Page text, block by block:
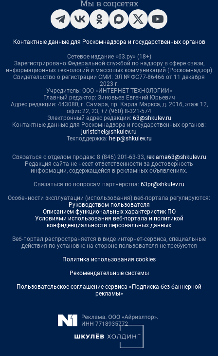
Мы в соцсетях
Контактные данные для Роскомнадзора и государственных органов
Сетевое издание «63.ру» (18+)
Зарегистрировано Федеральной службой по надзору в сфере связи,
информационных технологий и массовых коммуникаций (Роскомнадзор)
Свидетельство о регистрации СМИ: ЭЛ № ФС77-86466 от 11 декабря
2023 г.
Учредитель: ООО «ИНТЕРНЕТ ТЕХНОЛОГИИ»
Главный редактор: Зиновьев Евгений Юрьевич
Адрес редакции: 443080, г. Самара, пр. Карла Маркса, д. 201б, этаж 12,
офис 22, 23, +7 (960) 8-321-574
Электронный адрес редакции: 63@shkulev.ru
Контактные данные для Роскомнадзора и государственных органов:
juristchel@shkulev.ru
Техподдержка: help@shkulev.ru
Связаться с отделом продаж: 8 (846) 201-63-33, reklama63@shkulev.ru
Редакция сайта не несет ответственности за достоверность
информации, содержащейся в рекламных объявлениях.
Связаться по вопросам партнёрства: 63pr@shkulev.ru
Особенности эксплуатации (использования) веб-портала регулируются:
Руководством пользователя
Описанием функциональных характеристик ПО
Условиями использования веб-портала и политикой
конфиденциальности персональных данных
Веб-портал распространяется в виде интернет-сервиса, специальные
действия по установке на стороне пользователя не требуются
Политика использования cookies
Рекомендательные системы
Пользовательское соглашение сервиса «Подписка без баннерной
рекламы»